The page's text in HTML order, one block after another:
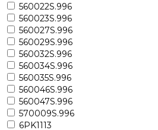
560022S.996
560023S.996
560027S.996
560029S.996
560032S.996
560034S.996
560035S.996
560046S.996
560047S.996
570009S.996
6PK1113